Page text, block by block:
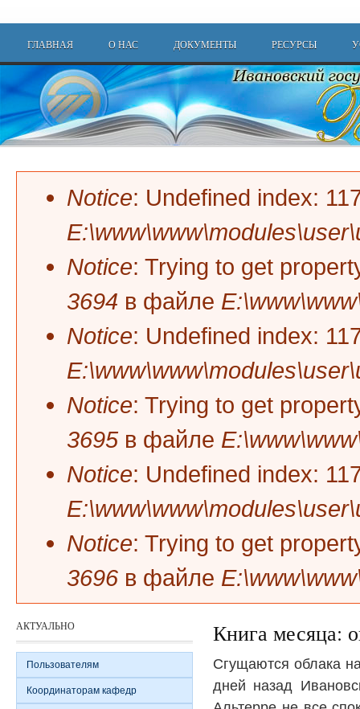
Main menu
ГЛАВНАЯ О НАС ДОКУМЕНТЫ РЕСУРСЫ
Сообщение об ошибке
Notice: Undefined index:
Notice: Trying to get
3694 в файле
Notice: Undefined index:
Notice: Trying to get
3695в файле
Notice: Undefined index:
Notice: Trying to get
3696 в файле
Книга месяца:
Сгущаются облака
дней назад
АКТУАЛЬНО
Пользователям
Координаторам кафедр